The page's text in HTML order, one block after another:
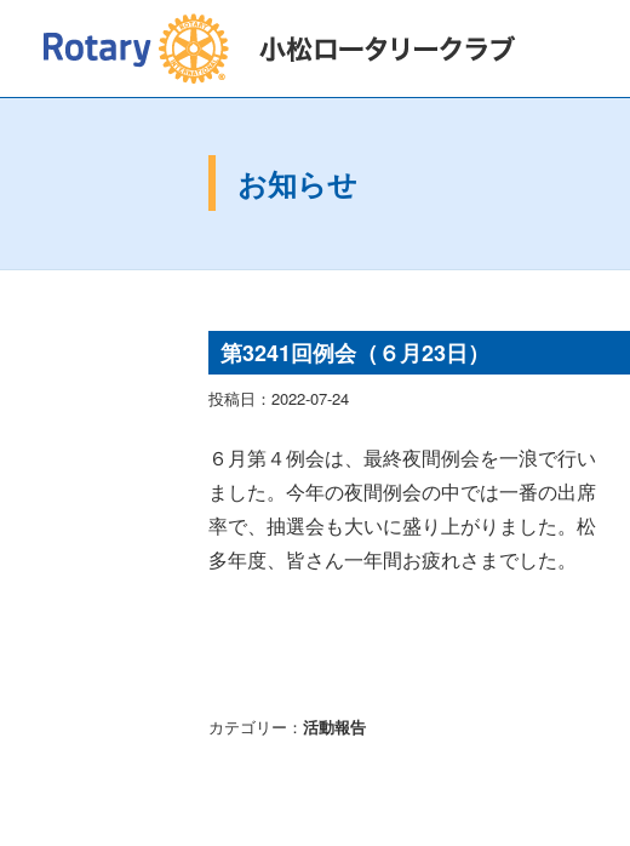
お知らせ
第3241回例会（６月23日）
投稿日：2022-07-24
６月第４例会は、最終夜間例会を一浪で行い
ました。今年の夜間例会の中では一番の出席
率で、抽選会も大いに盛り上がりました。松
多年度、皆さん一年間お疲れさまでした。
カテゴリー： 活動報告